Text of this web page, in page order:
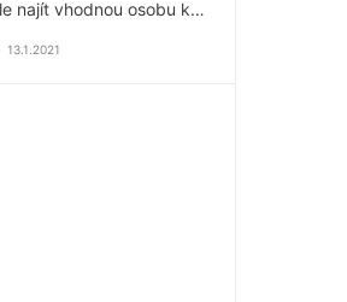
najít vhodnou osobu k…
13.1.2021